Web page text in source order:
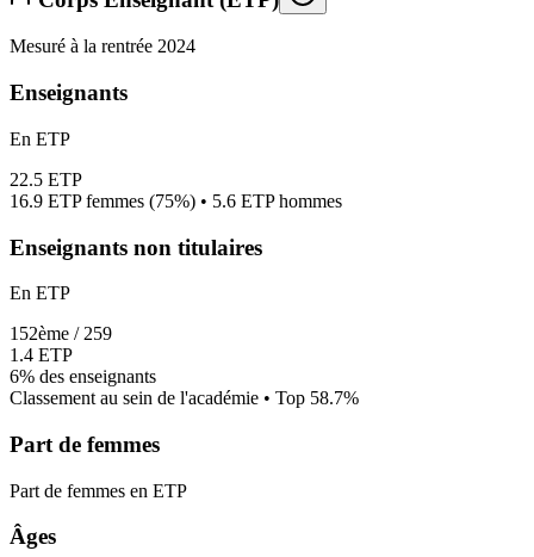
Mesuré à la rentrée 2024
Enseignants
En ETP
22.5 ETP
16.9 ETP femmes (75%) • 5.6 ETP hommes
Enseignants non titulaires
En ETP
152ème / 259
1.4 ETP
6% des enseignants
Classement au sein de l'académie • Top 58.7%
Part de femmes
Part de femmes en ETP
Âges